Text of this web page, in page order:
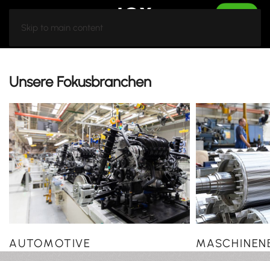
Skip to main content
Unsere Fokusbranchen
AUTOMOTIVE